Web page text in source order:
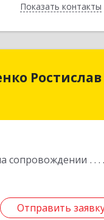
Показать контакты
Назад
сопровождении
Отправить
Ямало-Ненецкий
Отправить